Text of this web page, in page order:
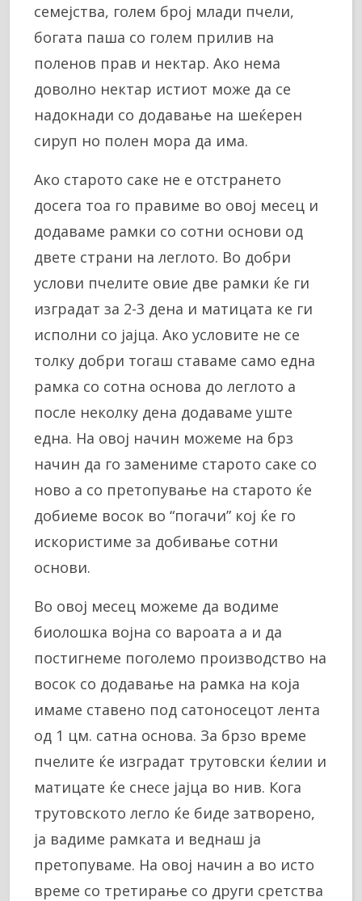
семејства, голем број млади пчели,
богата паша со голем прилив на
поленов прав и нектар. Ако нема
доволно нектар истиот може да се
надокнади со додавање на шеќерен
сируп но полен мора да има.
Ако старото саке не е отстрането
досега тоа го правиме во овој месец и
додаваме рамки со сотни основи од
двете страни на леглото. Во добри
услови пчелите овие две рамки ќе ги
изградат за 2-3 дена и матицата ке ги
исполни со јајца. Ако условите не се
толку добри тогаш ставаме само една
рамка со сотна основа до леглото а
после неколку дена додаваме уште
една. На овој начин можеме на брз
начин да го замениме старото саке со
ново а со претопување на старото ќе
добиеме восок во “погачи” кој ќе го
искористиме за добивање сотни
основи.
Во овој месец можеме да водиме
биолошка војна со вароата а и да
постигнеме поголемо производство на
восок со додавање на рамка на која
имаме ставено под сатоносецот лента
од 1 цм. сатна основа. За брзо време
пчелите ќе изградат трутовски ќелии и
матицате ќе снесе јајца во нив. Кога
трутовското легло ќе биде затворено,
ја вадиме рамката и веднаш ја
претопуваме. На овој начин а во исто
време со третирање со други сретства